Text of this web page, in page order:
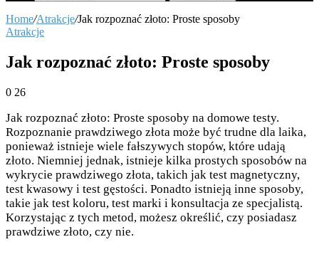
Home/Atrakcje/Jak rozpoznać złoto: Proste sposoby
Atrakcje
Jak rozpoznać złoto: Proste sposoby
0 26
Jak rozpoznać złoto: Proste sposoby na domowe testy.
Rozpoznanie prawdziwego złota może być trudne dla laika,
ponieważ istnieje wiele fałszywych stopów, które udają
złoto. Niemniej jednak, istnieje kilka prostych sposobów na
wykrycie prawdziwego złota, takich jak test magnetyczny,
test kwasowy i test gęstości. Ponadto istnieją inne sposoby,
takie jak test koloru, test marki i konsultacja ze specjalistą.
Korzystając z tych metod, możesz określić, czy posiadasz
prawdziwe złoto, czy nie.